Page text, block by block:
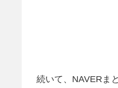
続いて、NAVERま